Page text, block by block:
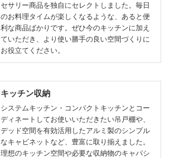
セサリー商品を独自にセレクトしました。毎日
のお料理タイムが楽しくなるような、あると便
利な商品ばかりです。ぜひ今のキッチンに加え
ていただき、より使い勝手の良い空間づくりに
お役立てください。
キッチン収納
システムキッチン・コンパクトキッチンとコー
ディネートしてお使いいただきたい吊戸棚や、
デッド空間を有効活用したアルミ製のシンプル
なキャビネットなど、豊富に取り揃えました。
理想のキッチン空間や必要な収納物のキャパシ